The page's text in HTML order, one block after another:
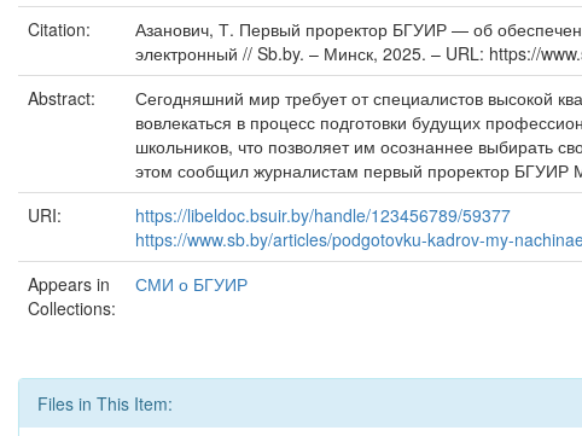
Citation:
Азанович, Т. Первый проректор БГУИР — об
электронный // Sb.by. – Минск, 2025. – URL: https://
Abstract:
Сегодняшний мир требует от специалистов высокой
вовлекаться в процесс подготовки будущих
школьников, что позволяет им осознаннее выбирать
этом сообщил журналистам первый проректор БГУИР
URI:
https://libeldoc.bsuir.by/handle/123456789/59377
https://www.sb.by/articles/podgotovku-kadrov-my-
Appears in
Collections:
СМИ о БГУИР
Files in This Item: